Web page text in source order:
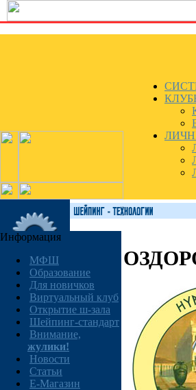
Информация
МФШ
Образование
Для новичков
Виртуальный клуб
Открытие ш-зала
Шейпинг-стандарт
Внимание,
жулики!
Новости
Статьи
E-Магазин